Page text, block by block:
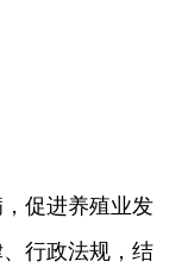
促进养殖业发
行政法规，结